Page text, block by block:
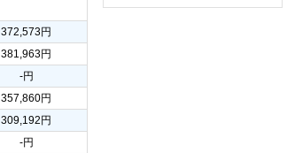
372,573円
381,963円
-円
357,860円
309,192円
-円